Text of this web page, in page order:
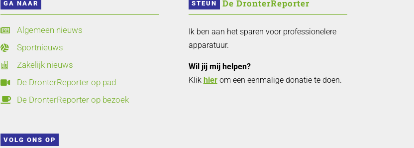
GA NAAR
 Algemeen nieuws
 Sportnieuws
 Zakelijk nieuws
 De DronterReporter op pad
 De DronterReporter op bezoek
VOLG ONS OP
STEUN De DronterReporter
Ik ben aan het sparen voor professionelere
apparatuur.
Wil jij mij helpen?
Klik hierom een eenmalige donatie te doen.